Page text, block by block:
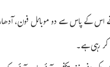
کے پاس سے دو موبائل فون، آدھار
رہی ہے۔